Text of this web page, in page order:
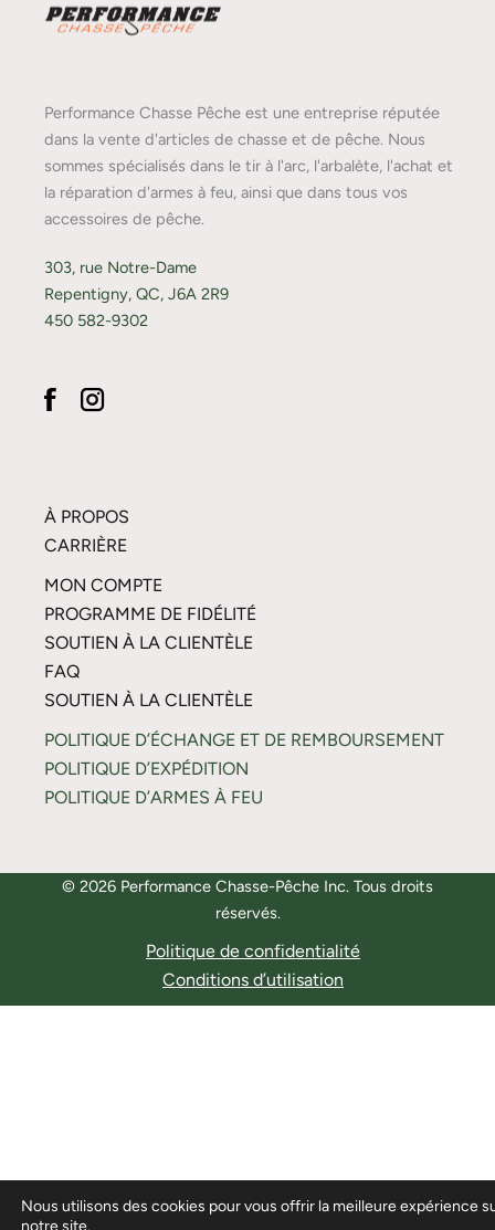
Performance Chasse Pêche est une entreprise réputée
dans la vente d'articles de chasse et de pêche. Nous
sommes spécialisés dans le tir à l'arc, l'arbalète, l'achat et
la réparation d'armes à feu, ainsi que dans tous vos
accessoires de pêche.
303, rue Notre-Dame
Repentigny, QC, J6A 2R9
450 582-9302
À PROPOS
CARRIÈRE
MON COMPTE
PROGRAMME DE FIDÉLITÉ
SOUTIEN À LA CLIENTÈLE
FAQ
SOUTIEN À LA CLIENTÈLE
POLITIQUE D’ÉCHANGE ET DE REMBOURSEMENT
POLITIQUE D’EXPÉDITION
POLITIQUE D’ARMES À FEU
© 2026 Performance Chasse-Pêche Inc. Tous droits
réservés.
Politique de confidentialité
Conditions d’utilisation
Nous utilisons des cookies pour vous offrir la meilleure expérience
notre site.